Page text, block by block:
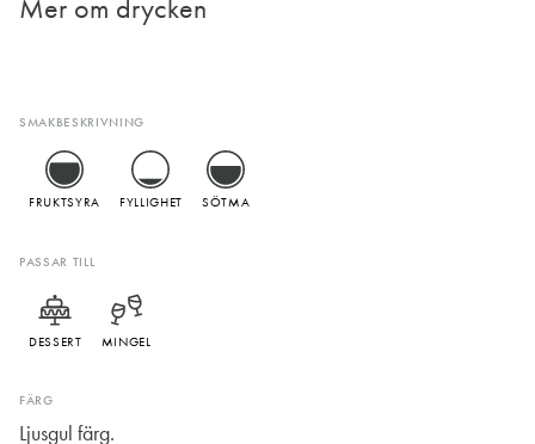
Mer om drycken
SMAKBESKRIVNING
FRUKTSYRA FYLLIGHET SÖTMA
PASSAR TILL
DESSERT MINGEL
FÄRG
Ljusgul färg.